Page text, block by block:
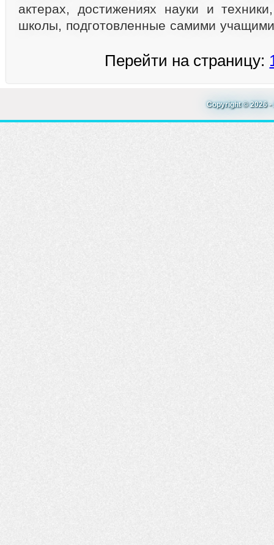
актерах, достижениях науки и
школы, подготовленные самими
Перейти на страницу:
Copyright © 2026 -